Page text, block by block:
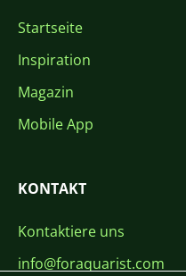
Startseite
Inspiration
Magazin
Mobile App
KONTAKT
Kontaktiere uns
info@foraquarist.com